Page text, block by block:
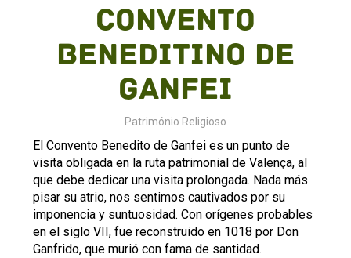
Convento
Beneditino de
Ganfei
Património Religioso
El Convento Benedito de Ganfei es un punto de
visita obligada en la ruta patrimonial de Valença, al
que debe dedicar una visita prolongada. Nada más
pisar su atrio, nos sentimos cautivados por su
imponencia y suntuosidad. Con orígenes probables
en el siglo VII, fue reconstruido en 1018 por Don
Ganfrido, que murió con fama de santidad.